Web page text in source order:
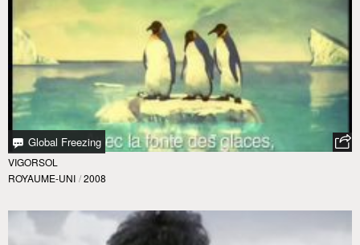
Global Freezing
VIGORSOL
ROYAUME-UNI / 2008